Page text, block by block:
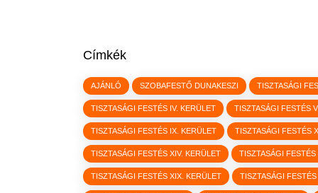
Címkék
AJÁNLÓ SZOBAFESTŐ DUNAKESZI TISZTASÁGI
TISZTASÁGI FESTÉS IV. KERÜLET TISZTASÁGI FESTÉS
TISZTASÁGI FESTÉS IX. KERÜLET TISZTASÁGI FESTÉS
TISZTASÁGI FESTÉS XIV. KERÜLET TISZTASÁGI FESTÉS
TISZTASÁGI FESTÉS XIX. KERÜLET TISZTASÁGI